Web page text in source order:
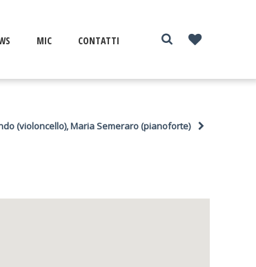
MIC CONTATTI
(violoncello), Maria Semeraro (pianoforte)